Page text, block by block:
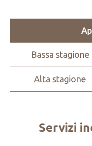
Bassa stagione
Alta stagione
Servizi